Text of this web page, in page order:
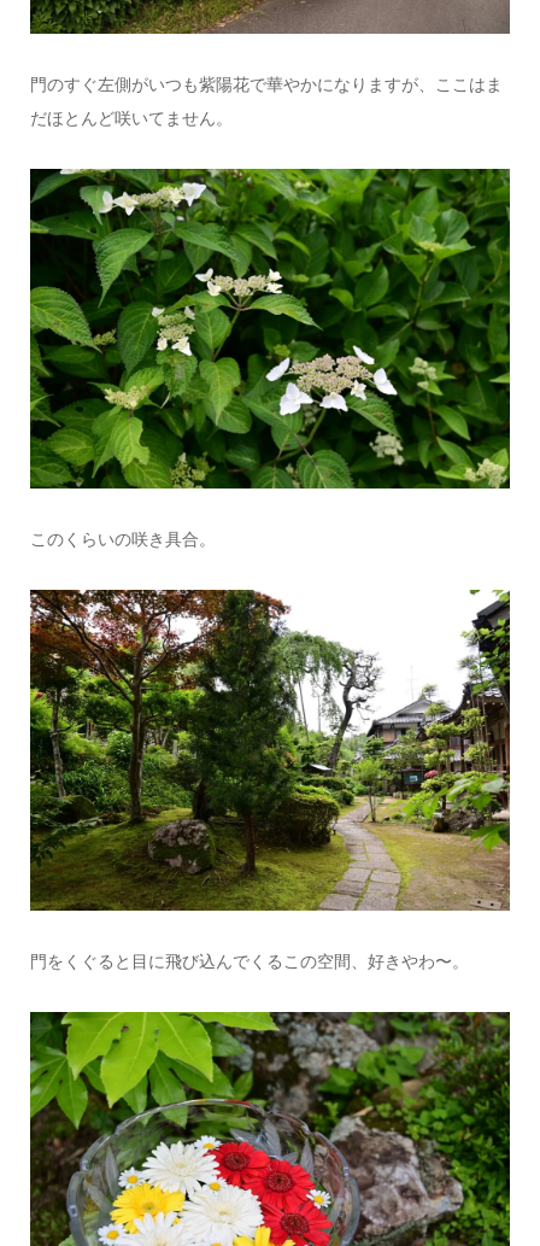
門のすぐ左側がいつも紫陽花で華やかになりますが、ここはま
だほとんど咲いてません。
このくらいの咲き具合。
門をくぐると目に飛び込んでくるこの空間、好きやわ〜。